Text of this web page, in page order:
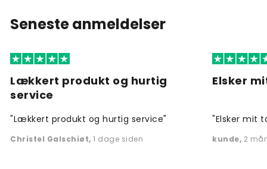
Seneste anmeldelser
Lækkert produkt og hurtig
service
"Lækkert produkt og hurtig service"
Christel Galschiøt, 1 dage siden
Elsker
"Elsker mit
kunde, 2